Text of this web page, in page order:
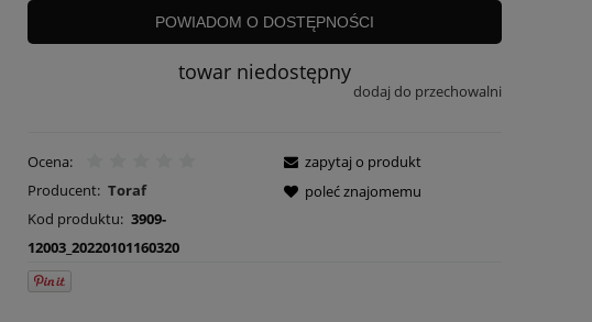
POWIADOM O DOSTĘPNOŚCI
towar niedostępny
dodaj do przechowalni
Ocena:
Producent: Toraf
Kod produktu: 3909-
12003_20220101160320
zapytaj o produkt
poleć znajomemu